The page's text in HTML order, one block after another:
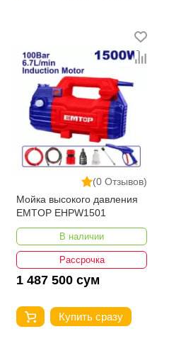
(0 Отзывов)
Мойка высокого давления
EMTOP EHPW1501
В наличии
Рассрочка
1 487 500 сум
Купить сразу